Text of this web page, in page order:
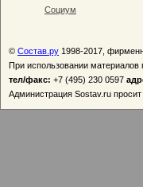
Социум
© Состав.ру 1998-2017,
При использовании материалов
тел/факс: +7 (495) 230 0597
Администрация Sostav.ru